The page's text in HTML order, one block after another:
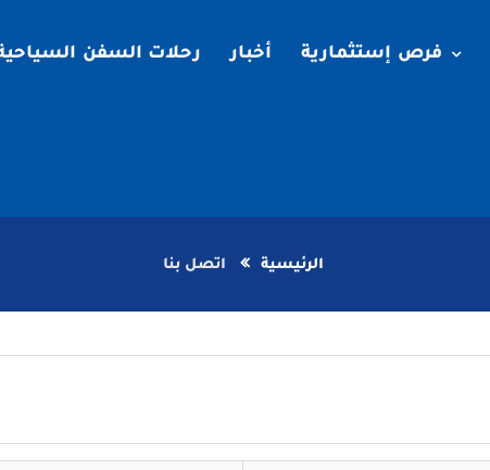
فرص إستثمارية أخبار رحلات السفن
الرئيسية اتصل بنا